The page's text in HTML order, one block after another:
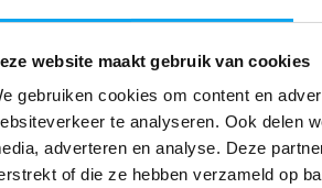
website maakt gebruik van cookies
gebruiken cookies om content en
te analyseren. Ook delen
adverteren en analyse. Deze
of die ze hebben verzameld op
E-
/ kruk Aluminium